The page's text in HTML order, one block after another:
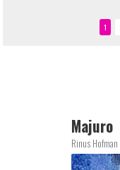
Majuro
Rinus Hofman